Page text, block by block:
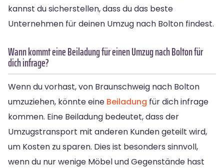
kannst du sicherstellen, dass du das beste
Unternehmen für deinen Umzug nach Bolton findest.
Wann kommt eine Beiladung für einen Umzug nach Bolton für
dich infrage?
Wenn du vorhast, von Braunschweig nach Bolton
umzuziehen, könnte eine Beiladung für dich infrage
kommen. Eine Beiladung bedeutet, dass der
Umzugstransport mit anderen Kunden geteilt wird,
um Kosten zu sparen. Dies ist besonders sinnvoll,
wenn du nur wenige Möbel und Gegenstände hast